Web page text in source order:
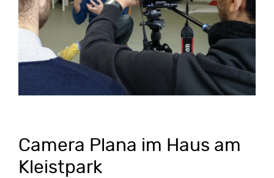
Camera Plana im Haus am
Kleistpark